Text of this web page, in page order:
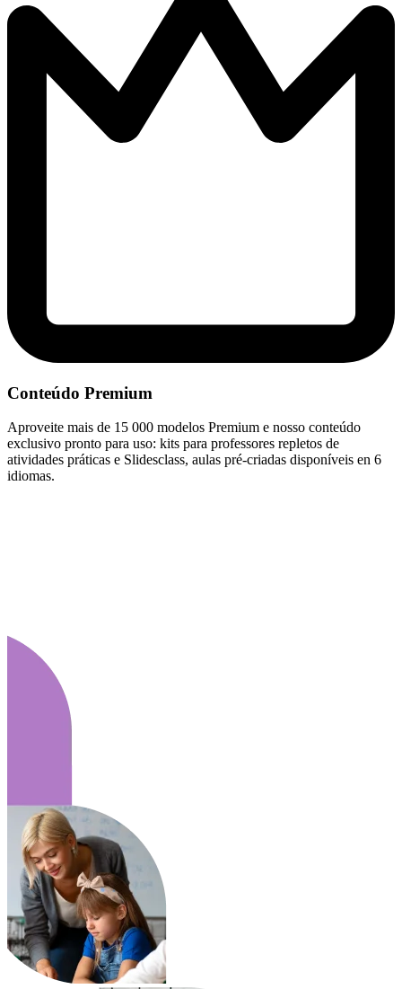
Conteúdo Premium
Aproveite mais de 15 000 modelos Premium e nosso conteúdo
exclusivo pronto para uso: kits para professores repletos de
atividades práticas e Slidesclass, aulas pré-criadas disponíveis en 6
idiomas.